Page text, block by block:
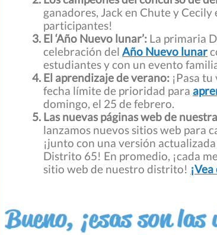
ganadores, Jack en Chute y
participantes!
El ‘Año Nuevo lunar’: La primaria
celebración del Año Nuevo lunar
estudiantes y con un evento
El aprendizaje de verano: ¡Pasa
fecha límite de prioridad para
domingo, el 25 de febrero.
Las nuevas páginas web de
lanzamos nuevos sitios web para
¡junto con una versión
Distrito 65! En promedio, ¡cada
sitio web de nuestro distrito!